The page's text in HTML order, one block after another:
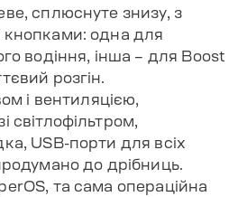
сплюснуте знизу, з
одна для
водіння, інша – для Boost
розгін.
і вентиляцією,
світлофільтром,
USB-порти для всіх
до дрібниць.
та сама операційна